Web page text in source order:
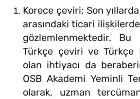
Korece çeviri; Son
arasındaki ticari
gözlemlenmektedir. Bu
Türkçe çeviri ve Türkçe
olan ihtiyacı da
OSB Akademi Yeminli
olarak, uzman